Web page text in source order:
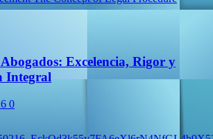
Excelencia, Rigor y
Integral
0